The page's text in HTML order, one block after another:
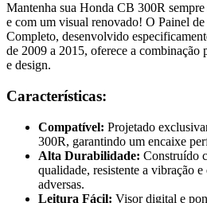
Mantenha sua Honda CB 300R
e com um visual renovado! O Painel
Completo, desenvolvido
de 2009 a 2015, oferece a combinação
e design.
Características:
Compatível: Projetado
300R, garantindo um encaixe
Alta Durabilidade: Construído
qualidade, resistente a vibração
adversas.
Leitura Fácil: Visor digital e